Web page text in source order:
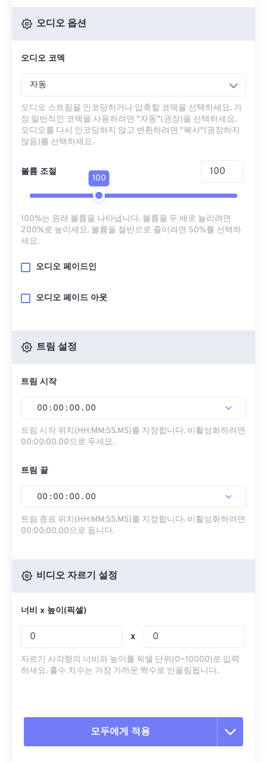
오디오 옵션
오디오 코덱
자동
오디오 스트림을 인코딩하거나 압축할 코덱을 선택하세요. 가
장 일반적인 코덱을 사용하려면 "자동"(권장)을 선택하세요.
오디오를 다시 인코딩하지 않고 변환하려면 "복사"(권장하지
않음)를 선택하세요.
볼륨 조절
100
100%는 원래 볼륨을 나타냅니다. 볼륨을 두 배로 늘리려면
200%로 높이세요. 볼륨을 절반으로 줄이려면 50%를 선택하
세요.
오디오 페이드인
오디오 페이드 아웃
트림 설정
트림 시작
00 : 00 : 00 . 00
트림 시작 위치(HH:MM:SS.MS)를 지정합니다. 비활성화하려면
00:00:00.00으로 두세요.
트림 끝
00 : 00 : 00 . 00
트림 종료 위치(HH:MM:SS.MS)를 지정합니다. 비활성화하려면
00:00:00.00으로 둡니다.
비디오 자르기 설정
너비 x 높이(픽셀)
x
자르기 사각형의 너비와 높이를 픽셀 단위(0~10000)로 입력
하세요. 홀수 치수는 가장 가까운 짝수로 반올림됩니다.
모두에게 적용